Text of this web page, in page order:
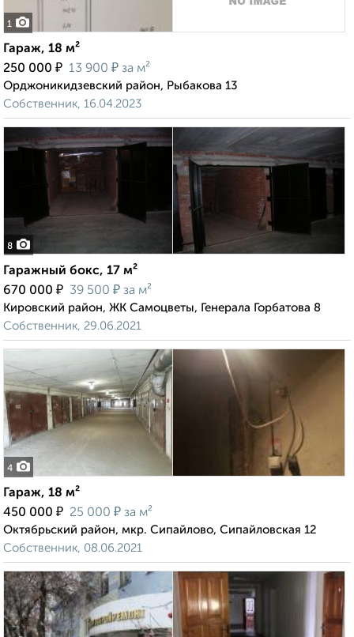
1
Гараж, 18 м²
250 000 ₽ 13 900 ₽ за м²
Орджоникидзевский район, Рыбакова 13
Собственник, 16.04.2023
8
Гаражный бокс, 17 м²
670 000 ₽ 39 500 ₽ за м²
Кировский район, ЖК Самоцветы, Генерала Горбатова 8
Собственник, 29.06.2021
4
Гараж, 18 м²
450 000 ₽ 25 000 ₽ за м²
Октябрьский район, мкр. Сипайлово, Сипайловская 12
Собственник, 08.06.2021